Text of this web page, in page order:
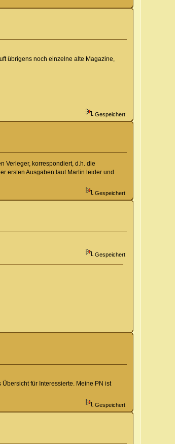
übrigens noch einzelne alte Magazine,
Gespeichert
Verleger, korrespondiert, d.h. die
ersten Ausgaben laut Martin leider und
Gespeichert
Gespeichert
für Interessierte. Meine PN ist
Gespeichert